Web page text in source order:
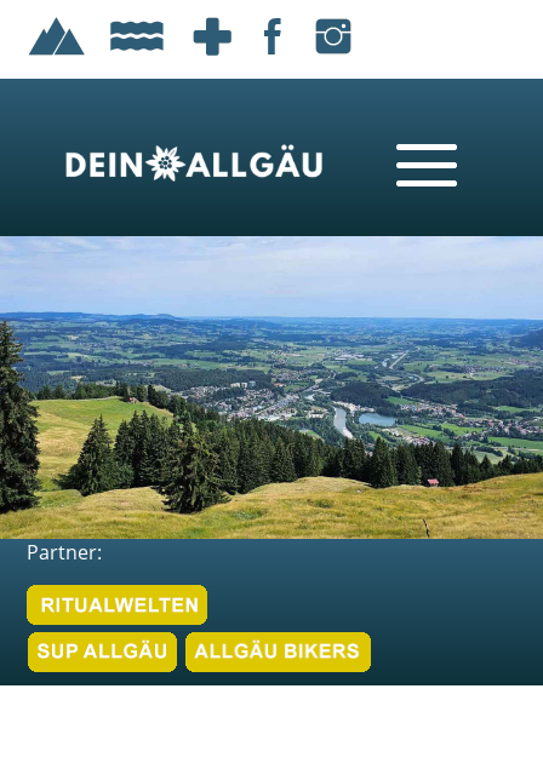
Partner: